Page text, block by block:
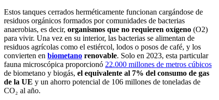
Estos tanques cerrados herméticamente funcionan cargándose de
residuos orgánicos formados por comunidades de bacterias
anaerobias, es decir, organismos que no requieren oxígeno (O2)
para vivir. Una vez en su interior, las bacterias se alimentan de
residuos agrícolas como el estiércol, lodos o posos de café, y los
convierten en biometano renovable. Solo en 2023, esta particular
fauna microscópica proporcionó 22.000 millones de metros cúbicos
de biometano y biogás, el equivalente al 7% del consumo de gas
de la UE y un ahorro potencial de 106 millones de toneladas de
CO₂ al año.